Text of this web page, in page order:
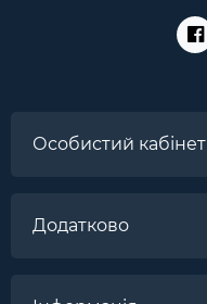
Особистий кабінет
Додатково